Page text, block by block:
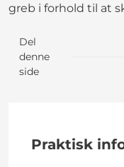
greb i forhold til at
Del
denne
side
Praktisk